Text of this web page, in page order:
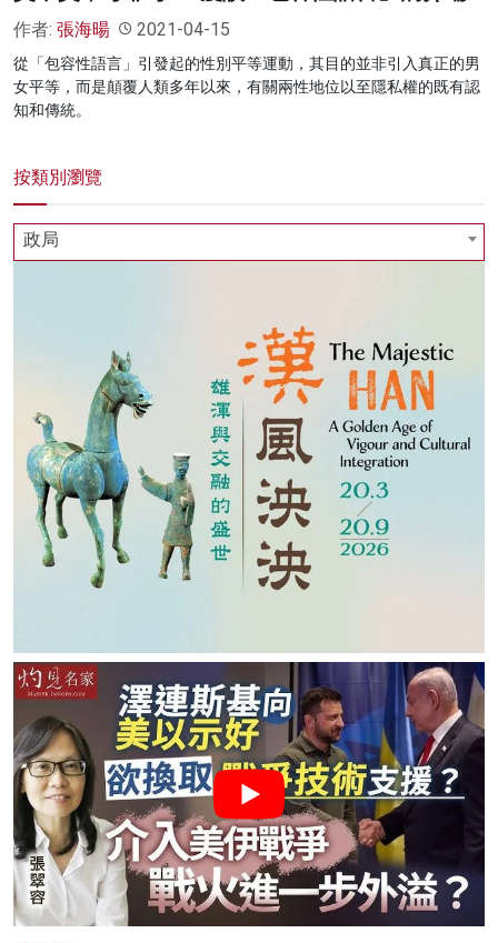
作者: 張海暘 2021-04-15
從「包容性語言」引發起的性別平等運動，其目的並非引入真正的男
女平等，而是顛覆人類多年以來，有關兩性地位以至隱私權的既有認
知和傳統。
按類別瀏覽
政局